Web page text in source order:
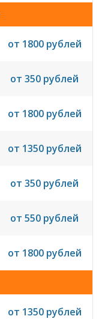
от 1800 рублей
от 350 рублей
от 1800 рублей
от 1350 рублей
от 350 рублей
от 550 рублей
от 1800 рублей
от 1350 рублей